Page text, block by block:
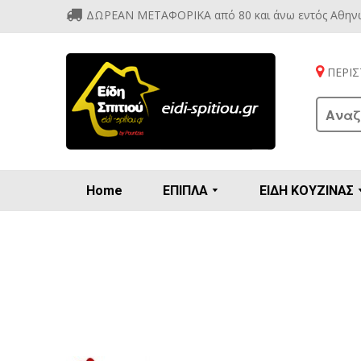
ΔΩΡΕΑΝ ΜΕΤΑΦΟΡΙΚΑ από 80 και άνω εντός
Home ΕΠΙΠΛΑ ΕΙΔΗ ΚΟΥΖΙΝΑΣ